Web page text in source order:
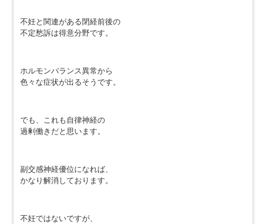
不妊と関連がある閉経前後の
不定愁訴は得意分野です。
ホルモンバランス異常から
色々な症状が出るそうです。
でも、これも自律神経の
過剰働きだと思います。
副交感神経優位になれば、
かなり解消しております。
不妊ではないですが、